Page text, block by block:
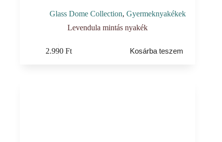
Glass Dome Collection, Gyermeknyakékek
Levendula mintás nyakék
2.990Ft Kosárba teszem